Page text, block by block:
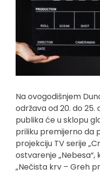
Na ovogodišnjem
održava od 20. do 25.
publika će u sklopu
priliku premijerno da
projekciju TV serije
ostvarenje
„Nečista krv – Greh